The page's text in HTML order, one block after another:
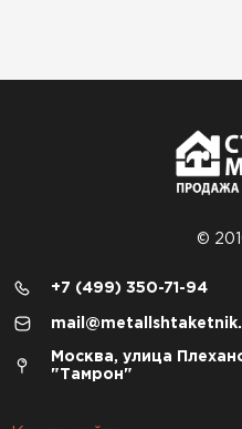
©
+7 (499) 350-71-94
Москва, улица
"Тамрон"